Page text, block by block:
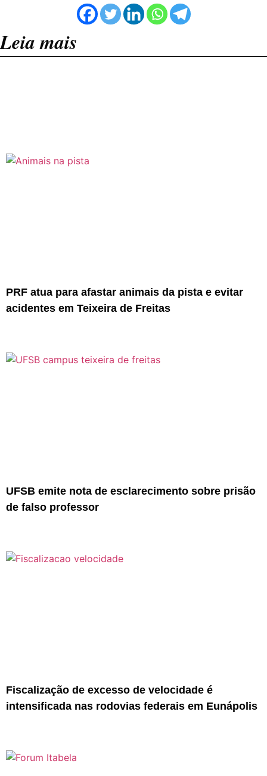
Leia mais
PRF atua para afastar animais da pista e evitar
acidentes em Teixeira de Freitas
UFSB emite nota de esclarecimento sobre prisão
de falso professor
Fiscalização de excesso de velocidade é
intensificada nas rodovias federais em Eunápolis